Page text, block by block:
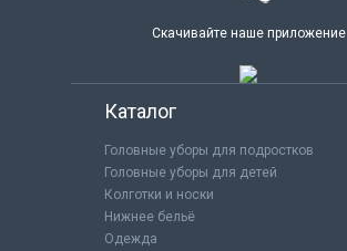
Скачивайте наше приложение
Каталог
Головные уборы для подростков
Головные уборы для детей
Колготки и носки
Нижнее бельё
Одежда